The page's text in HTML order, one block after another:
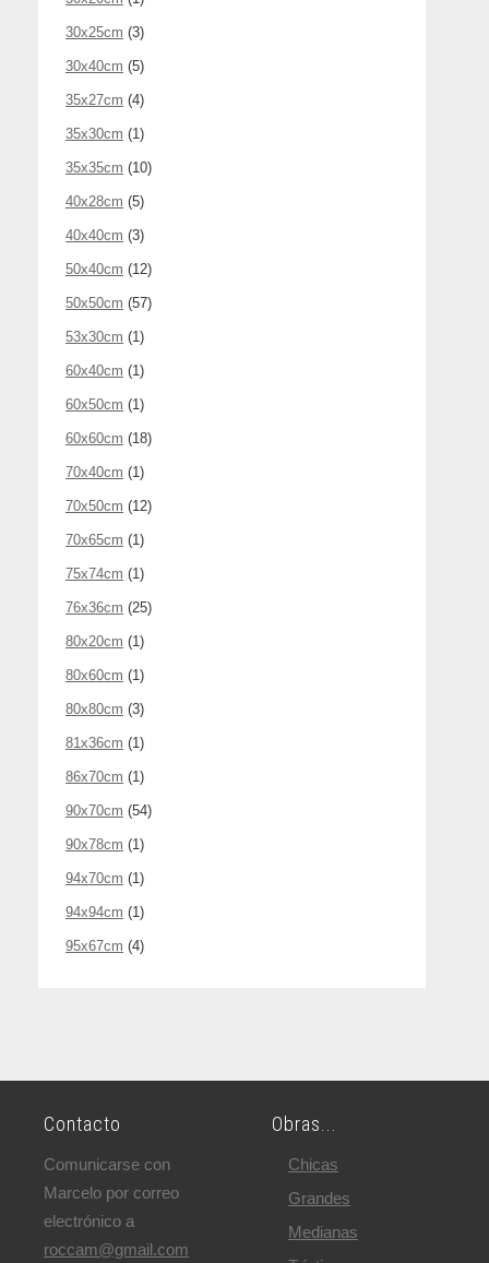
30x25cm (3)
30x40cm (5)
35x27cm (4)
35x30cm (1)
35x35cm (10)
40x28cm (5)
40x40cm (3)
50x40cm (12)
50x50cm (57)
53x30cm (1)
60x40cm (1)
60x50cm (1)
60x60cm (18)
70x40cm (1)
70x50cm (12)
70x65cm (1)
75x74cm (1)
76x36cm (25)
80x20cm (1)
80x60cm (1)
80x80cm (3)
81x36cm (1)
86x70cm (1)
90x70cm (54)
90x78cm (1)
94x70cm (1)
94x94cm (1)
95x67cm (4)
Contacto
Comunicarse con
Marcelo por correo
electrónico a
roccam@gmail.com
Obras...
Chicas
Grandes
Medianas